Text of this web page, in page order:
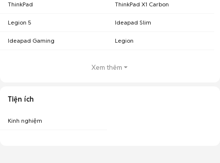
ThinkPad ThinkPad X1 Carbon
Legion 5 Ideapad Slim
Ideapad Gaming Legion
Xem thêm
Tiện ích
Kinh nghiệm